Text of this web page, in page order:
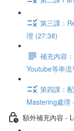
第三課：
理 (27:38)
補充內容
Youtube等串
第四課：
Mastering處理
額外補充內容 -